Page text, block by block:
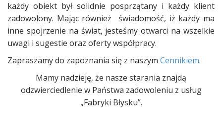
każdy obiekt był solidnie posprzątany i każdy klient
zadowolony. Mając również świadomość, iż każdy ma
inne spojrzenie na świat, jesteśmy otwarci na wszelkie
uwagi i sugestie oraz oferty współpracy.
Zapraszamy do zapoznania się z naszym Cennikiem.
Mamy nadzieję, że nasze starania znajdą
odzwierciedlenie w Państwa zadowoleniu z usług
„Fabryki Błysku”.